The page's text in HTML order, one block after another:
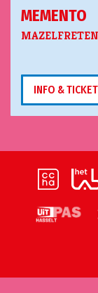
MEMENTO
MAZELFRETEN
INFO &